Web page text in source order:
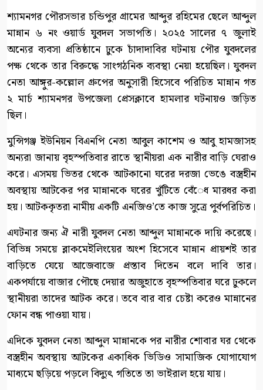
শ্যামনগর পৌরসভার চন্ডিপুর গ্রামের আব্দুর রহিমের ছেলে আব্দুল
মান্নান ৬ নং ওয়ার্ড যুবদল সভাপতি। ২০২৫ সালের ৭ জুলাই
অন্যের ব্যবসা প্রতিষ্ঠানে ঢুকে চাঁদাদাবির ঘটনায় পৌর যুবদলের
পক্ষ থেকে তার বিরুদ্ধে সাংগঠনিক ব্যবস্থা নেয়া হয়েছিল। যুবদল
নেতা আঙ্গুর-কল্লোল গ্রুপের অনুসারী হিসেবে পরিচিত মান্নান গত
২ মার্চ শ্যামনগর উপজেলা প্রেসক্লাবে হামলার ঘটনায়ও জড়িত
ছিল।
মুন্সিগঞ্জ ইউনিয়ন বিএনপি নেতা আবুল কাশেম ও আবু হামজাসহ
অন্যরা জানায় বৃহস্পতিবার রাতে স্থানীয়রা এক নারীর বাড়ি ঘেরাও
করে। এসময় ভিতর থেকে আটকানো ঘরের দরজা ভেঙে বস্ত্রহীন
অবস্থায় আটকের পর মান্নানকে ঘরের খুঁটিতে বেঁেধ মারধর করা
হয়। আটককৃতরা নামীয় একটি এনজিও’তে কাজ সুত্রে পুর্বপরিচিত।
এঘটনার জন্য ঐ নারী যুবদল নেতা আব্দুল মান্নানকে দায়ি করেছে।
বিভিন্ন সময়ে ব্লাকমেইলিংয়ের অংশ হিসেবে মান্নান প্রায়শই তার
বাড়িতে যেয়ে আজেবাজে প্রস্তাব দিতেন বলে দাবি তার।
একপর্যায়ে বাজার পৌছে দেয়ার অজুহাতে বৃহস্পতিবার ঘরে ঢুকলে
স্থানীয়রা তাদের আটক করে। তবে বার বার চেষ্টা করেও মান্নানের
ফোন বন্ধ পাওয়া যায়।
এদিকে যুবদল নেতা আব্দুল মান্নানকে পর নারীর শোবার ঘর থেকে
বস্ত্রহীন অবস্থায় আটকের একাধিক ভিডিও সামাজিক যোগাযোগ
মাধ্যমে ছড়িয়ে পড়লে বিদ্যুৎ গতিতে তা ভাইরাল হয়ে যায়।